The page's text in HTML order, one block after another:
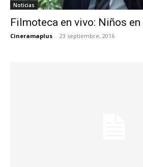
Noticias
Filmoteca en vivo: Niños
Cineramaplus - 23 septiembre, 2016